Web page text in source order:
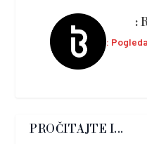
PROČITAJTE I...